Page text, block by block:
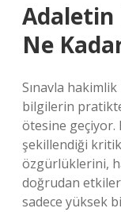
Adaletin
Ne
Sınavla
bilgilerin
ötesine geçiyor.
şekillendiği
özgürlüklerini,
doğrudan
sadece yüksek